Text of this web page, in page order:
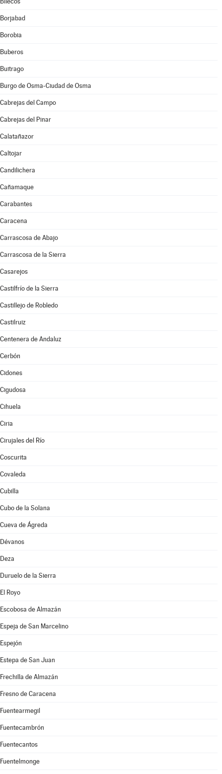
Borjabad
Borobia
Buberos
Buitrago
Burgo de Osma-Ciudad de Osma
Cabrejas del Campo
Cabrejas del Pinar
Calatañazor
Caltojar
Candilichera
Cañamaque
Carabantes
Caracena
Carrascosa de Abajo
Carrascosa de la Sierra
Casarejos
Castilfrío de la Sierra
Castillejo de Robledo
Castilruiz
Centenera de Andaluz
Cerbón
Cidones
Cigudosa
Cihuela
Ciria
Cirujales del Río
Coscurita
Covaleda
Cubilla
Cubo de la Solana
Cueva de Ágreda
Dévanos
Deza
Duruelo de la Sierra
El Royo
Escobosa de Almazán
Espeja de San Marcelino
Espejón
Estepa de San Juan
Frechilla de Almazán
Fresno de Caracena
Fuentearmegil
Fuentecambrón
Fuentecantos
Fuentelmonge